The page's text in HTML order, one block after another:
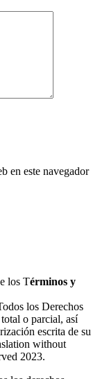
en este navegador
los Términos y
los Derechos
o parcial, así
escrita de su
without
2023.